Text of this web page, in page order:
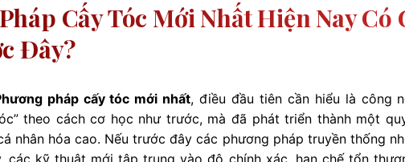
Cấy Tóc Mới Nhất Hiện Nay Có
Đây?
pháp cấy tóc mới nhất, điều đầu tiên cần hiểu là công
theo cách cơ học như trước, mà đã phát triển thành một
nhân hóa cao. Nếu trước đây các phương pháp truyền thống
các kỹ thuật mới tập trung vào độ chính xác, hạn chế tổn